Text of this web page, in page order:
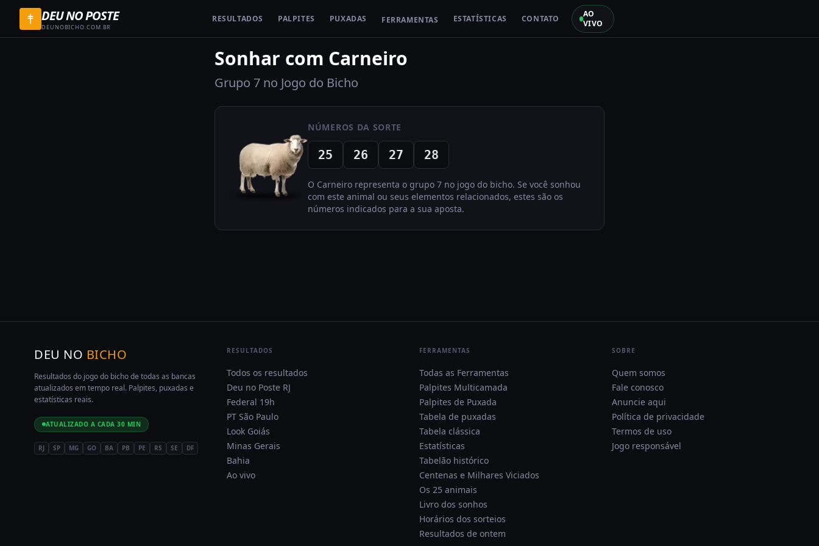
DEU NO POSTE
DEUNOBICHO.COM.BR
RESULTADOS PALPITES PUXADAS FERRAMENTAS ESTATÍSTICAS CONTATO
AO
VIVO
Sonhar com Carneiro
Grupo 7 no Jogo do Bicho
NÚMEROS DA SORTE
25 26 27 28
O Carneiro representa o grupo 7 no jogo do bicho. Se você sonhou
com este animal ou seus elementos relacionados, estes são os
números indicados para a sua aposta.
DEU NO BICHO
Resultados do jogo do bicho de todas as bancas
atualizados em tempo real. Palpites, puxadas e
estatísticas reais.
ATUALIZADO A CADA 30 MIN
RJ SP MG GO BA PB PE RS SE DF
RESULTADOS
Todos os resultados
Deu no Poste RJ
Federal 19h
PT São Paulo
Look Goiás
Minas Gerais
Bahia
Ao vivo
FERRAMENTAS
Todas as Ferramentas
Palpites Multicamada
Palpites de Puxada
Tabela de puxadas
Tabela clássica
Estatísticas
Tabelão histórico
Centenas e Milhares Viciados
Os 25 animais
Livro dos sonhos
Horários dos sorteios
Resultados de ontem
SOBRE
Quem somos
Fale conosco
Anuncie aqui
Política de privacidade
Termos de uso
Jogo responsável